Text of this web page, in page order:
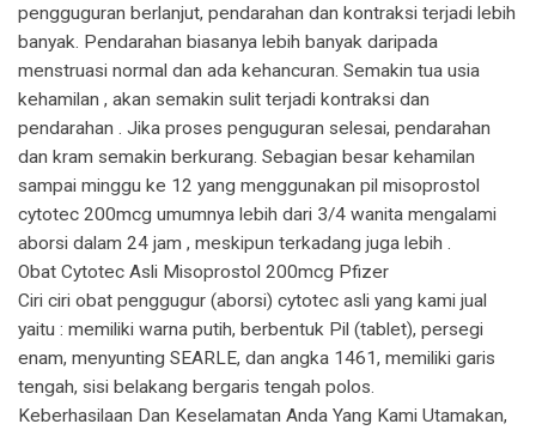
pengguguran berlanjut, pendarahan dan kontraksi terjadi lebih
banyak. Pendarahan biasanya lebih banyak daripada
menstruasi normal dan ada kehancuran. Semakin tua usia
kehamilan , akan semakin sulit terjadi kontraksi dan
pendarahan . Jika proses penguguran selesai, pendarahan
dan kram semakin berkurang. Sebagian besar kehamilan
sampai minggu ke 12 yang menggunakan pil misoprostol
cytotec 200mcg umumnya lebih dari 3/4 wanita mengalami
aborsi dalam 24 jam , meskipun terkadang juga lebih .
Obat Cytotec Asli Misoprostol 200mcg Pfizer
Ciri ciri obat penggugur (aborsi) cytotec asli yang kami jual
yaitu : memiliki warna putih, berbentuk Pil (tablet), persegi
enam, menyunting SEARLE, dan angka 1461, memiliki garis
tengah, sisi belakang bergaris tengah polos.
Keberhasilaan Dan Keselamatan Anda Yang Kami Utamakan,